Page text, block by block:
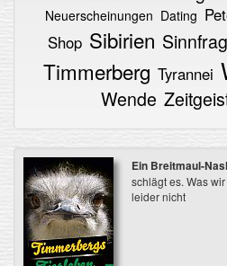
Neuerscheinungen Dating
Shop Sibirien
Timmerberg Tyrannei
Wende
Ein Breitmaul-
schlägt es. Was
leider nicht